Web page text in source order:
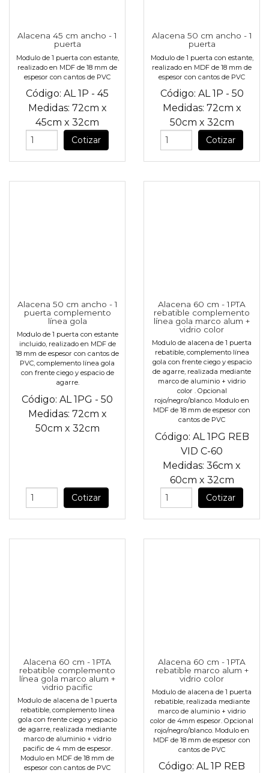
Alacena 45 cm ancho - 1
puerta
Modulo de 1 puerta con estante,
realizado en MDF de 18 mm de
espesor con cantos de PVC
Código: AL 1P - 45
Medidas: 72cm x
45cm x 32cm
Cotizar
Alacena 50 cm ancho - 1
puerta
Modulo de 1 puerta con estante,
realizado en MDF de 18 mm de
espesor con cantos de PVC
Código: AL 1P - 50
Medidas: 72cm x
50cm x 32cm
Cotizar
Alacena 50 cm ancho - 1
puerta complemento
línea gola
Modulo de 1 puerta con estante
incluido, realizado en MDF de
18 mm de espesor con cantos de
PVC, complemento línea gola
con frente ciego y espacio de
agarre.
Código: AL 1PG - 50
Medidas: 72cm x
50cm x 32cm
Cotizar
Alacena 60 cm - 1PTA
rebatible complemento
línea gola marco alum +
vidrio color
Modulo de alacena de 1 puerta
rebatible, complemento línea
gola con frente ciego y espacio
de agarre, realizada mediante
marco de aluminio + vidrio
color . Opcional
rojo/negro/blanco. Modulo en
MDF de 18 mm de espesor con
cantos de PVC
Código: AL 1PG REB
VID C-60
Medidas: 36cm x
60cm x 32cm
Cotizar
Alacena 60 cm - 1PTA
rebatible complemento
línea gola marco alum +
vidrio pacific
Modulo de alacena de 1 puerta
rebatible, complemento línea
gola con frente ciego y espacio
de agarre, realizada mediante
marco de aluminio + vidrio
pacific de 4 mm de espesor.
Modulo en MDF de 18 mm de
espesor con cantos de PVC
Alacena 60 cm - 1PTA
rebatible marco alum +
vidrio color
Modulo de alacena de 1 puerta
rebatible, realizada mediante
marco de aluminio + vidrio
color de 4mm espesor. Opcional
rojo/negro/blanco. Modulo en
MDF de 18 mm de espesor con
cantos de PVC
Código: AL 1P REB